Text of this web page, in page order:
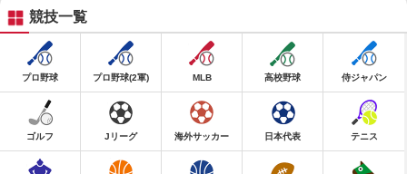
競技一覧
プロ野球 プロ野球(2軍) MLB 高校野球 侍ジャパン
ゴルフ Jリーグ 海外サッカー 日本代表 テニス